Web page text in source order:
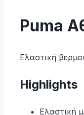
Puma
Ελαστική
Highlights
Ελαστική